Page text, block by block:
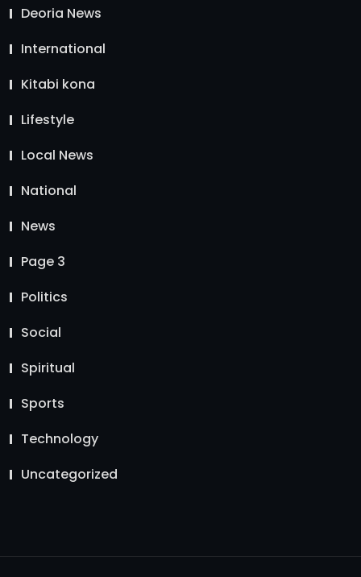
Deoria News
International
Kitabi kona
Lifestyle
Local News
National
News
Page 3
Politics
Social
Spiritual
Sports
Technology
Uncategorized